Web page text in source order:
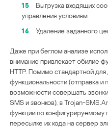
15
Выгрузка входящих
управления условиям.
16
Удаление заданного
Даже при беглом анализе
внимание привлекает обилие
HTTP. Помимо стандартной
функциональности (отправка и
возможности совершать
SMS и звонков), в Trojan-
функции по
пересылке их кода на сервер